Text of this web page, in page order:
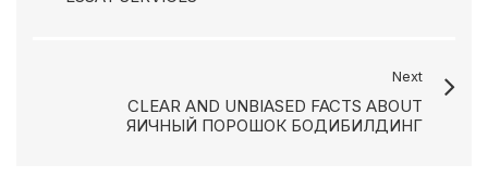
Next
CLEAR AND UNBIASED FACTS ABOUT
ЯИЧНЫЙ ПОРОШОК БОДИБИЛДИНГ